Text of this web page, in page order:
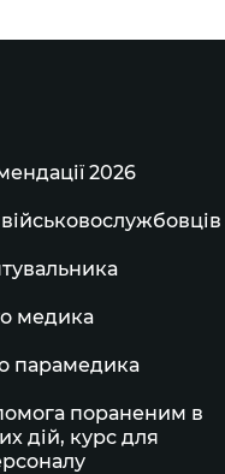
2026
медика
парамедика
пораненим в
дій, курс для